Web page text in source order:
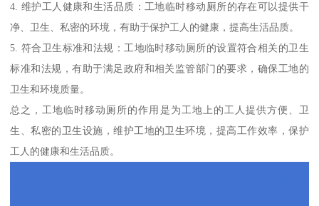
4. 维护工人健康和生活品质：工地临时移动厕所的存在可以提供干
净、卫生、私密的环境，有助于保护工人的健康，提高生活品质。
5. 符合卫生标准和法规：工地临时移动厕所的设置符合相关的卫生
标准和法规，有助于满足政府和相关监管部门的要求，确保工地的
卫生和环境质量。
总之，工地临时移动厕所的作用是为工地上的工人提供方便、卫
生、私密的卫生设施，维护工地的卫生环境，提高工作效率，保护
工人的健康和生活品质。